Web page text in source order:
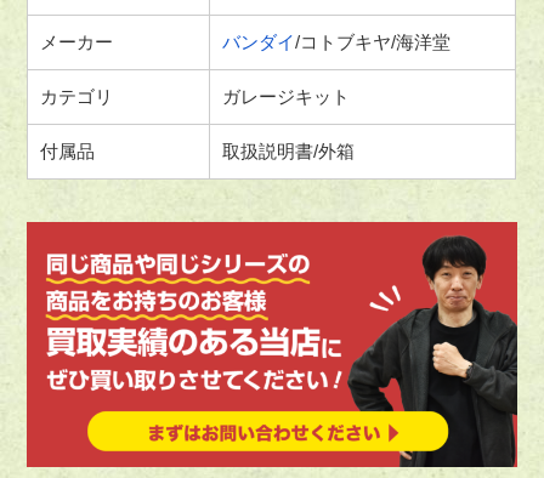
メーカー バンダイ/コトブキヤ/海洋堂
カテゴリ ガレージキット
付属品 取扱説明書/外箱